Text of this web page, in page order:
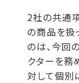
2社の共通
の商品を扱
のは、今回
クターを務
対して個別